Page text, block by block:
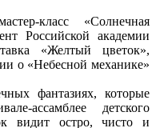
класс «Солнечная
Российской академии
«Желтый цветок»,
о «Небесной механике»
фантазиях, которые
ассамблее детского
видит остро, чисто и